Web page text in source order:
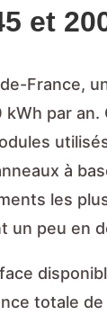
et
France,
kWh par an.
à
les
un peu en
totale